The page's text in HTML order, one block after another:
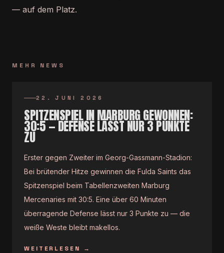
— auf dem Platz.
MEHR NEWS
22. JUNI 2026
SPITZENSPIEL IN MARBURG GEWONNEN:
30:5 — DEFENSE LÄSST NUR 3 PUNKTE
ZU
Erster gegen Zweiter im Georg-Gassmann-Stadion:
Bei brütender Hitze gewinnen die Fulda Saints das
Spitzenspiel beim Tabellenzweiten Marburg
Mercenaries mit 30:5. Eine über 60 Minuten
überragende Defense lässt nur 3 Punkte zu — die
weiße Weste bleibt makellos.
WEITERLESEN →